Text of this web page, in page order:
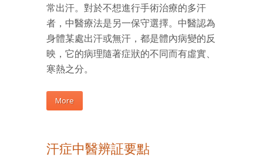
常出汗。對於不想進行手術治療的多汗
者，中醫療法是另一保守選擇。中醫認為
身體某處出汗或無汗，都是體內病變的反
映，它的病理隨著症狀的不同而有虛實、
寒熱之分。
More
汗症中醫辨証要點